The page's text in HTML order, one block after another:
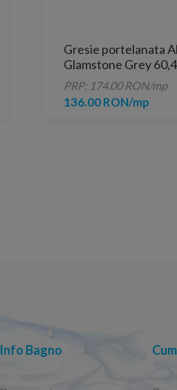
Gresie portelanata
Glamstone Grey
PRP: 174.00 RON/mp
136.00 RON/mp
Info Bagno